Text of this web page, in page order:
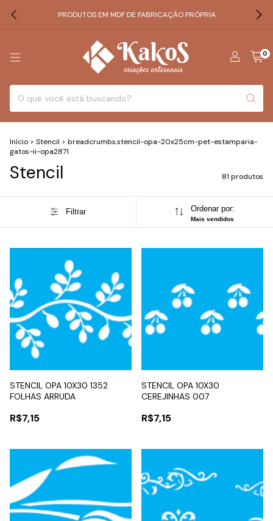
PRODUTOS EM MDF DE FABRICAÇÃO PRÓPRIA
0
Início > Stencil > breadcrumbs.stencil-opa-20x25cm-pet-estamparia-
gatos-ii-opa2871
Stencil 81 produtos
Filtrar Ordenar por:
Mais vendidos
STENCIL OPA 10X30 1352
FOLHAS ARRUDA
R$7,15
STENCIL OPA 10X30
CEREJINHAS 007
R$7,15